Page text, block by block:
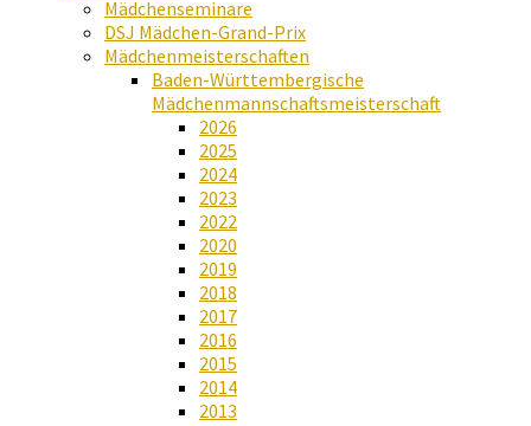
Mädchenseminare
DSJ Mädchen-Grand-Prix
Mädchenmeisterschaften
Baden-Württembergische
Mädchenmannschaftsmeisterschaft
2026
2025
2024
2023
2022
2020
2019
2018
2017
2016
2015
2014
2013